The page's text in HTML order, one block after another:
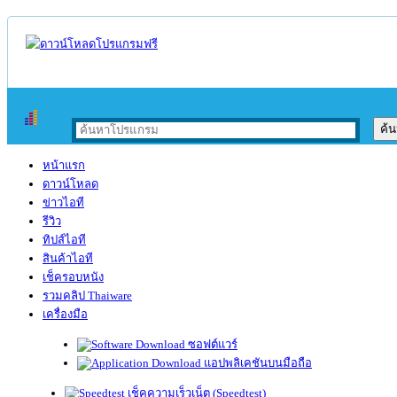
หน้าแรก
ดาวน์โหลด
ข่าวไอที
รีวิว
ทิปส์ไอที
สินค้าไอที
เช็ครอบหนัง
รวมคลิป Thaiware
เครื่องมือ
ซอฟต์แวร์
แอปพลิเคชันบนมือถือ
เช็คความเร็วเน็ต (Speedtest)